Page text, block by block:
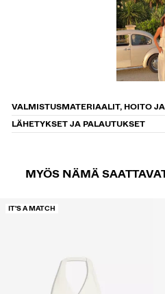
VALMISTUSMATERIAALIT, HOITO
LÄHETYKSET JA PALAUTUKSET
MYÖS NÄMÄ
IT'S A MATCH